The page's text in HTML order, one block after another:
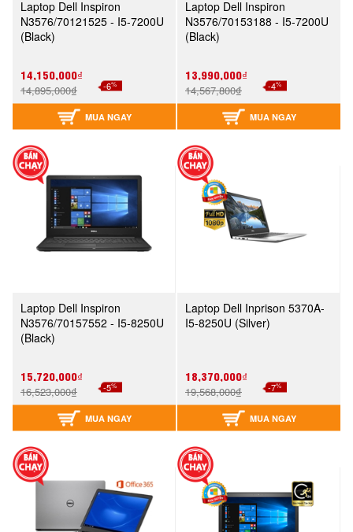
Laptop Dell Inspiron
N3576/70121525 - I5-7200U
(Black)
14,150,000₫
14,895,000₫ -6%
MUA NGAY
Laptop Dell Inspiron
N3576/70153188 - I5-7200U
(Black)
13,990,000₫
14,567,800₫ -4%
MUA NGAY
Laptop Dell Inspiron
N3576/70157552 - I5-8250U
(Black)
15,720,000₫
16,523,000₫ -5%
MUA NGAY
Laptop Dell Inprison 5370A-
I5-8250U (Silver)
18,370,000₫
19,568,000₫ -7%
MUA NGAY